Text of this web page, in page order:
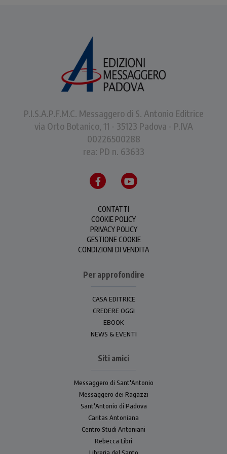
P.I.S.A.P.F.M.C. Messaggero di S. Antonio Editrice
via Orto Botanico, 11 - 35123 Padova - P.IVA
00226500288
rea: PD n. 63633
CONTATTI
COOKIE POLICY
PRIVACY POLICY
GESTIONE COOKIE
CONDIZIONI DI VENDITA
Per approfondire
CASA EDITRICE
CREDERE OGGI
EBOOK
NEWS & EVENTI
Siti amici
Messaggero di Sant'Antonio
Messaggero dei Ragazzi
Sant'Antonio di Padova
Caritas Antoniana
Centro Studi Antoniani
Rebecca Libri